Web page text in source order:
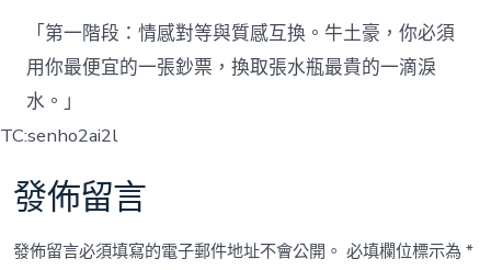
「第一階段：情感對等與質感互換。牛土豪，你必須
用你最便宜的一張鈔票，換取張水瓶最貴的一滴淚
水。」
TC:senho2ai2l
發佈留言
發佈留言必須填寫的電子郵件地址不會公開。 必填欄位標示為*